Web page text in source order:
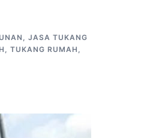
, JASA TUKANG
, TUKANG RUMAH ,